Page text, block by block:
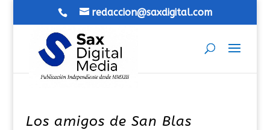
redaccion@saxdigital.com
Los amigos de San Blas